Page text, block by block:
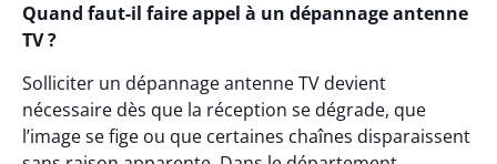
Quand faut-il faire appel à un dépannage antenne
TV ?
Solliciter un dépannage antenne TV devient
nécessaire dès que la réception se dégrade, que
l’image se fige ou que certaines chaînes disparaissent